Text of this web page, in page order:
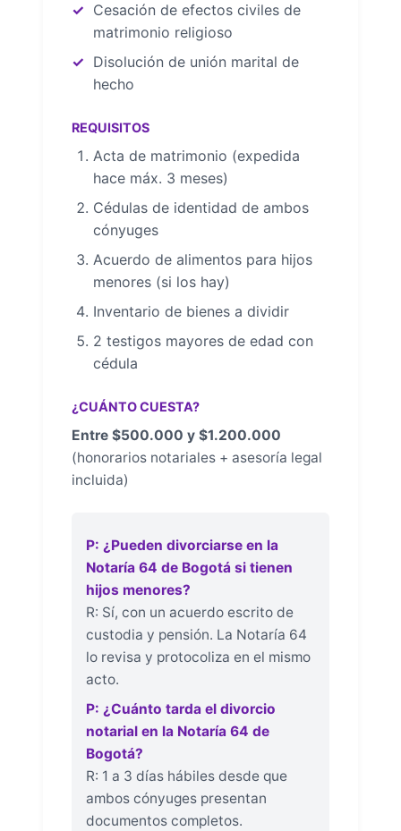
Cesación de efectos civiles de
matrimonio religioso
Disolución de unión marital de
hecho
REQUISITOS
Acta de matrimonio (expedida
hace máx. 3 meses)
Cédulas de identidad de ambos
cónyuges
Acuerdo de alimentos para hijos
menores (si los hay)
Inventario de bienes a dividir
2 testigos mayores de edad con
cédula
¿CUÁNTO CUESTA?
Entre $500.000 y $1.200.000
(honorarios notariales + asesoría legal
incluida)
P: ¿Pueden divorciarse en la
Notaría 64 de Bogotá si tienen
hijos menores?
R: Sí, con un acuerdo escrito de
custodia y pensión. La Notaría 64
lo revisa y protocoliza en el mismo
acto.
P: ¿Cuánto tarda el divorcio
notarial en la Notaría 64 de
Bogotá?
R: 1 a 3 días hábiles desde que
ambos cónyuges presentan
documentos completos.